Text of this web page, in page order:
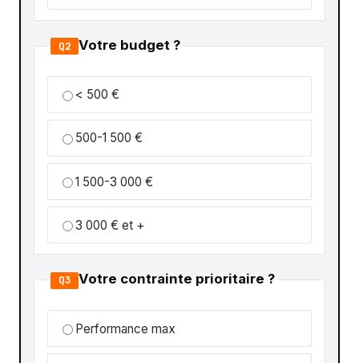
Q2 Votre budget ?
< 500 €
500-1 500 €
1 500-3 000 €
3 000 € et +
Q3 Votre contrainte prioritaire ?
Performance max